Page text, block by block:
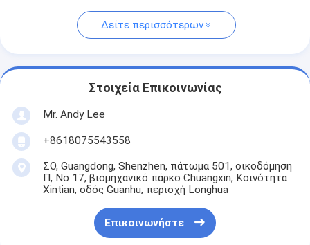
Δείτε περισσότερων
Στοιχεία Επικοινωνίας
Mr. Andy Lee
+8618075543558
ΣΟ, Guangdong, Shenzhen, πάτωμα 501, οικοδόμηση
Π, Νο 17, βιομηχανικό πάρκο Chuangxin, Κοινότητα
Xintian, οδός Guanhu, περιοχή Longhua
Επικοινωνήστε